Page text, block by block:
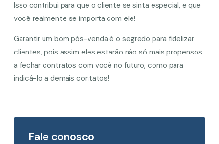
Isso contribui para que o cliente se sinta especial, e que
você realmente se importa com ele!
Garantir um bom pós-venda é o segredo para fidelizar
clientes, pois assim eles estarão não só mais propensos
a fechar contratos com você no futuro, como para
indicá-lo a demais contatos!
Fale conosco